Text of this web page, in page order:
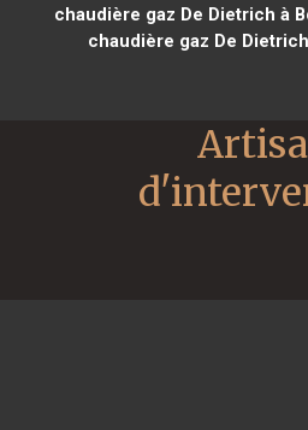
chaudière gaz De Dietrich à
chaudière gaz De